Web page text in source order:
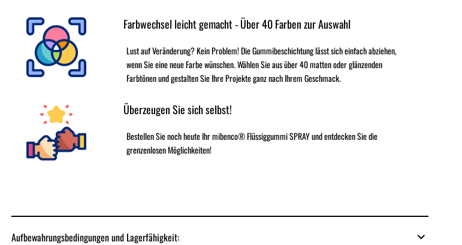
Farbwechsel leicht gemacht - Über 40 Farben zur Auswahl
Lust auf Veränderung? Kein Problem! Die Gummibeschichtung lässt sich einfach abziehen,
wenn Sie eine neue Farbe wünschen. Wählen Sie aus über 40 matten oder glänzenden
Farbtönen und gestalten Sie Ihre Projekte ganz nach Ihrem Geschmack.
Überzeugen Sie sich selbst!
Bestellen Sie noch heute Ihr mibenco® Flüssiggummi SPRAY und entdecken Sie die
grenzenlosen Möglichkeiten!
Aufbewahrungsbedingungen und Lagerfähigkeit: